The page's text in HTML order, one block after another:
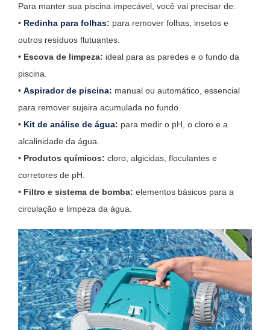
Para manter sua piscina impecável, você vai precisar de:
• Redinha para folhas: para remover folhas, insetos e
outros resíduos flutuantes.
• Escova de limpeza: ideal para as paredes e o fundo da
piscina.
• Aspirador de piscina: manual ou automático, essencial
para remover sujeira acumulada no fundo.
• Kit de análise de água: para medir o pH, o cloro e a
alcalinidade da água.
• Produtos químicos: cloro, algicidas, floculantes e
corretores de pH.
• Filtro e sistema de bomba: elementos básicos para a
circulação e limpeza da água.